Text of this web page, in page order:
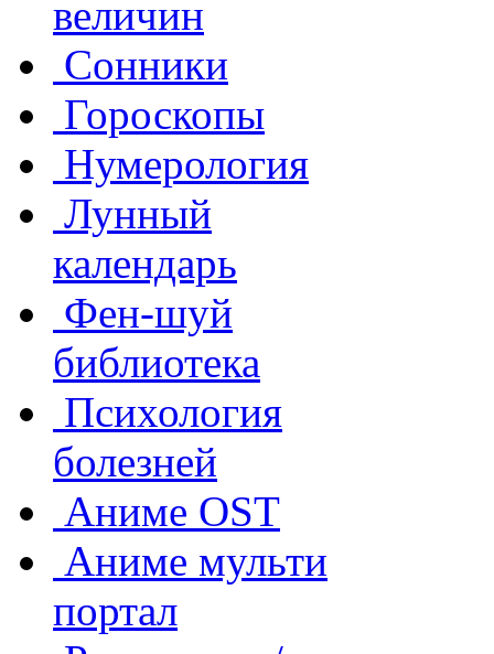
величин
Сонники
Гороскопы
Нумерология
Лунный
календарь
Фен-шуй
библиотека
Психология
болезней
Аниме OST
Аниме мульти
портал